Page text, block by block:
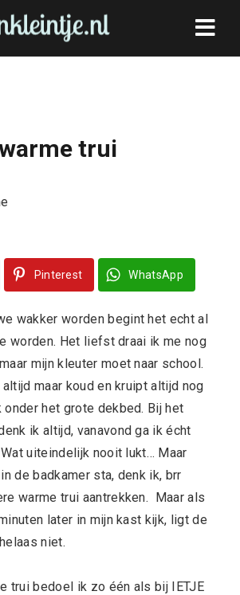
trui
Pinterest WhatsApp
wakker worden begint het echt al
worden. Het liefst draai ik me nog
mijn kleuter moet naar school.
maar koud en kruipt altijd nog
onder het grote dekbed. Bij het
ik altijd, vanavond ga ik écht
uiteindelijk nooit lukt… Maar
de badkamer sta, denk ik, brr
warme trui aantrekken. Maar als
later in mijn kast kijk, ligt de
niet.
trui bedoel ik zo één als bij IETJE